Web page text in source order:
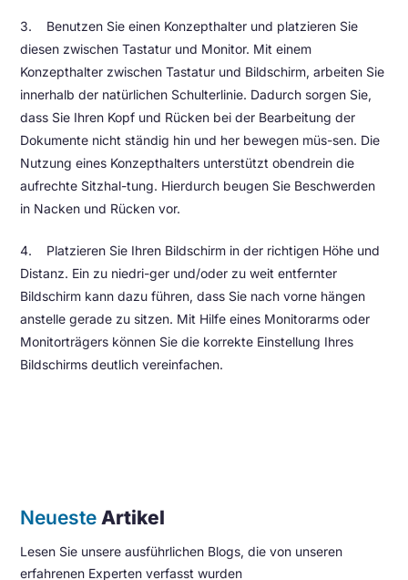
3. Benutzen Sie einen Konzepthalter und platzieren Sie
diesen zwischen Tastatur und Monitor. Mit einem
Konzepthalter zwischen Tastatur und Bildschirm, arbeiten Sie
innerhalb der natürlichen Schulterlinie. Dadurch sorgen Sie,
dass Sie Ihren Kopf und Rücken bei der Bearbeitung der
Dokumente nicht ständig hin und her bewegen müs-sen. Die
Nutzung eines Konzepthalters unterstützt obendrein die
aufrechte Sitzhal-tung. Hierdurch beugen Sie Beschwerden
in Nacken und Rücken vor.
4. Platzieren Sie Ihren Bildschirm in der richtigen Höhe und
Distanz. Ein zu niedri-ger und/oder zu weit entfernter
Bildschirm kann dazu führen, dass Sie nach vorne hängen
anstelle gerade zu sitzen. Mit Hilfe eines Monitorarms oder
Monitorträgers können Sie die korrekte Einstellung Ihres
Bildschirms deutlich vereinfachen.
Neueste Artikel
Lesen Sie unsere ausführlichen Blogs, die von unseren
erfahrenen Experten verfasst wurden